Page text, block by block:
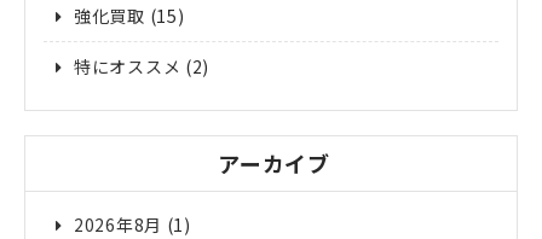
強化買取 (15)
特にオススメ (2)
アーカイブ
2026年8月 (1)